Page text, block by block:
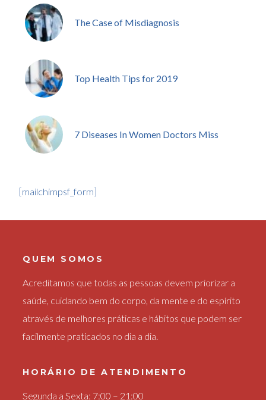
The Case of Misdiagnosis
Top Health Tips for 2019
7 Diseases In Women Doctors Miss
[mailchimpsf_form]
QUEM SOMOS
Acreditamos que todas as pessoas devem priorizar a
saúde, cuidando bem do corpo, da mente e do espírito
através de melhores práticas e hábitos que podem ser
facilmente praticados no dia a dia.
HORÁRIO DE ATENDIMENTO
Segunda a Sexta: 7:00 – 21:00